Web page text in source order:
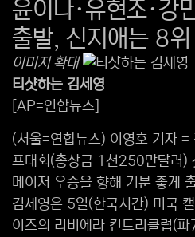
윤이나·유현조·강
출발, 신지애는 8위
이미지 확대
티샷하는 김세영
[AP=연합뉴스]
(서울=연합뉴스) 이영호 기자
프대회(총상금 1천250만달러)
메이저 우승을 향해 기분 좋게
김세영은 5일(한국시간) 미국
이즈의 리비에라 컨트리클럽(